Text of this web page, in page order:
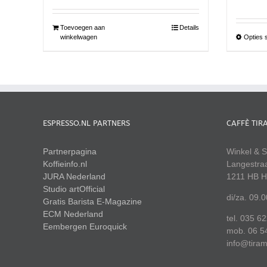
Toevoegen aan
winkelwagen
Details
Opties
ESPRESSO.NL PARTNERS
Partnerpagina
Koffieinfo.nl
JURA Nederland
Studio artOfficial
Gratis Barista E-Magazine
ECM Nederland
Eembergen Euroquick
CAFFÈ
Winkel &
1211 HB
di/za.
tel. 035
mob. 06